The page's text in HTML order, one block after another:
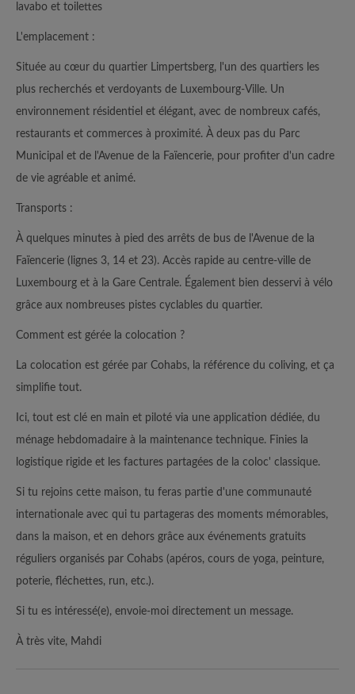
lavabo et toilettes
L'emplacement :
Située au cœur du quartier Limpertsberg, l'un des quartiers les
plus recherchés et verdoyants de Luxembourg-Ville. Un
environnement résidentiel et élégant, avec de nombreux cafés,
restaurants et commerces à proximité. À deux pas du Parc
Municipal et de l'Avenue de la Faïencerie, pour profiter d'un cadre
de vie agréable et animé.
Transports :
À quelques minutes à pied des arrêts de bus de l'Avenue de la
Faïencerie (lignes 3, 14 et 23). Accès rapide au centre-ville de
Luxembourg et à la Gare Centrale. Également bien desservi à vélo
grâce aux nombreuses pistes cyclables du quartier.
Comment est gérée la colocation ?
La colocation est gérée par Cohabs, la référence du coliving, et ça
simplifie tout.
Ici, tout est clé en main et piloté via une application dédiée, du
ménage hebdomadaire à la maintenance technique. Finies la
logistique rigide et les factures partagées de la coloc' classique.
Si tu rejoins cette maison, tu feras partie d'une communauté
internationale avec qui tu partageras des moments mémorables,
dans la maison, et en dehors grâce aux événements gratuits
réguliers organisés par Cohabs (apéros, cours de yoga, peinture,
poterie, fléchettes, run, etc.).
Si tu es intéressé(e), envoie-moi directement un message.
À très vite, Mahdi